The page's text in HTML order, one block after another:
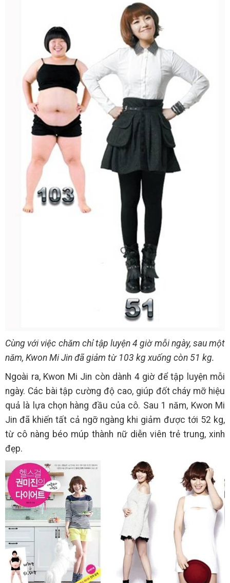
Cùng với việc chăm chỉ tập luyện 4 giờ mỗi ngày, sau một
năm, Kwon Mi Jin đã giảm từ 103 kg xuống còn 51 kg.
Ngoài ra, Kwon Mi Jin còn dành 4 giờ để tập luyện mỗi
ngày. Các bài tập cường độ cao, giúp đốt cháy mỡ hiệu
quả là lựa chọn hàng đầu của cô. Sau 1 năm, Kwon Mi
Jin đã khiến tất cả ngỡ ngàng khi giảm được tới 52 kg,
từ cô nàng béo múp thành nữ diễn viên trẻ trung, xinh
đẹp.